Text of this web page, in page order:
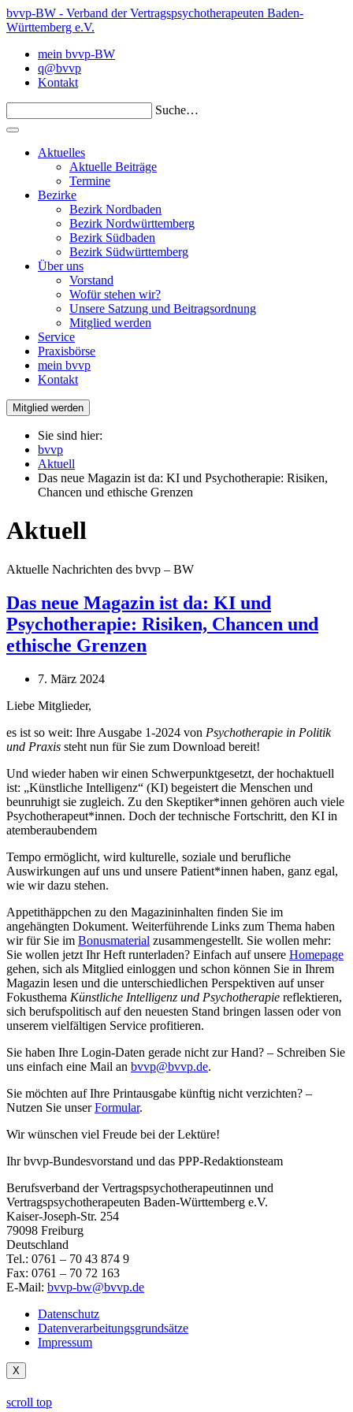
bvvp-BW - Verband der Vertragspsychotherapeuten Baden-
Württemberg e.V.
mein bvvp-BW
q@bvvp
Kontakt
Suche…
Aktuelles
Aktuelle Beiträge
Termine
Bezirke
Bezirk Nordbaden
Bezirk Nordwürttemberg
Bezirk Südbaden
Bezirk Südwürttemberg
Über uns
Vorstand
Wofür stehen wir?
Unsere Satzung und Beitragsordnung
Mitglied werden
Service
Praxisbörse
mein bvvp
Kontakt
Mitglied werden
Sie sind hier:
bvvp
Aktuell
Das neue Magazin ist da: KI und Psychotherapie: Risiken,
Chancen und ethische Grenzen
Aktuell
Aktuelle Nachrichten des bvvp – BW
Das neue Magazin ist da: KI und
Psychotherapie: Risiken, Chancen und
ethische Grenzen
7. März 2024
Liebe Mitglieder,
es ist so weit: Ihre Ausgabe 1-2024 von Psychotherapie in Politik
und Praxis steht nun für Sie zum Download bereit!
Und wieder haben wir einen Schwerpunktgesetzt, der hochaktuell
ist: „Künstliche Intelligenz“ (KI) begeistert die Menschen und
beunruhigt sie zugleich. Zu den Skeptiker*innen gehören auch viele
Psychotherapeut*innen. Doch der technische Fortschritt, den KI in
atemberaubendem
Tempo ermöglicht, wird kulturelle, soziale und berufliche
Auswirkungen auf uns und unsere Patient*innen haben, ganz egal,
wie wir dazu stehen.
Appetithäppchen zu den Magazininhalten finden Sie im
angehängten Dokument. Weiterführende Links zum Thema haben
wir für Sie im Bonusmaterial zusammengestellt. Sie wollen mehr:
Sie wollen jetzt Ihr Heft runterladen? Einfach auf unsere Homepage
gehen, sich als Mitglied einloggen und schon können Sie in Ihrem
Magazin lesen und die unterschiedlichen Perspektiven auf unser
Fokusthema Künstliche Intelligenz und Psychotherapie reflektieren,
sich berufspolitisch auf den neuesten Stand bringen lassen oder von
unserem vielfältigen Service profitieren.
Sie haben Ihre Login-Daten gerade nicht zur Hand? – Schreiben Sie
uns einfach eine Mail an bvvp@bvvp.de.
Sie möchten auf Ihre Printausgabe künftig nicht verzichten? –
Nutzen Sie unserFormular.
Wir wünschen viel Freude bei der Lektüre!
Ihr bvvp-Bundesvorstand und das PPP-Redaktionsteam
Berufsverband der Vertragspsychotherapeutinnen und
Vertragspsychotherapeuten Baden-Württemberg e.V.
Kaiser-Joseph-Str. 254
79098 Freiburg
Deutschland
Tel.: 0761 – 70 43 874 9
Fax: 0761 – 70 72 163
E-Mail: bvvp-bw@bvvp.de
Datenschutz
Datenverarbeitungsgrundsätze
Impressum
X
scroll top